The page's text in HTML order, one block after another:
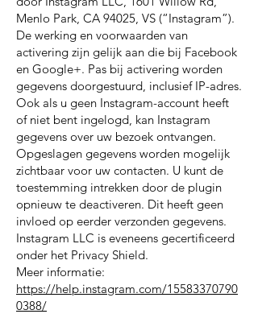
Menlo Park, CA 94025, VS (“Instagram”).
De werking en voorwaarden van
activering zijn gelijk aan die bij Facebook
en Google+. Pas bij activering worden
gegevens doorgestuurd, inclusief IP-adres.
Ook als u geen Instagram-account heeft
of niet bent ingelogd, kan Instagram
gegevens over uw bezoek ontvangen.
Opgeslagen gegevens worden mogelijk
zichtbaar voor uw contacten. U kunt de
toestemming intrekken door de plugin
opnieuw te deactiveren. Dit heeft geen
invloed op eerder verzonden gegevens.
Instagram LLC is eveneens gecertificeerd
onder het Privacy Shield.
Meer informatie:
https://help.instagram.com/15583370790
0388/